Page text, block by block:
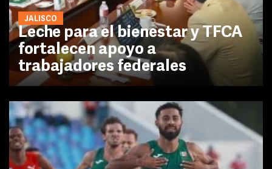
JALISCO
Leche para el bienestar y TFCA
fortalecen apoyo a
trabajadores federales